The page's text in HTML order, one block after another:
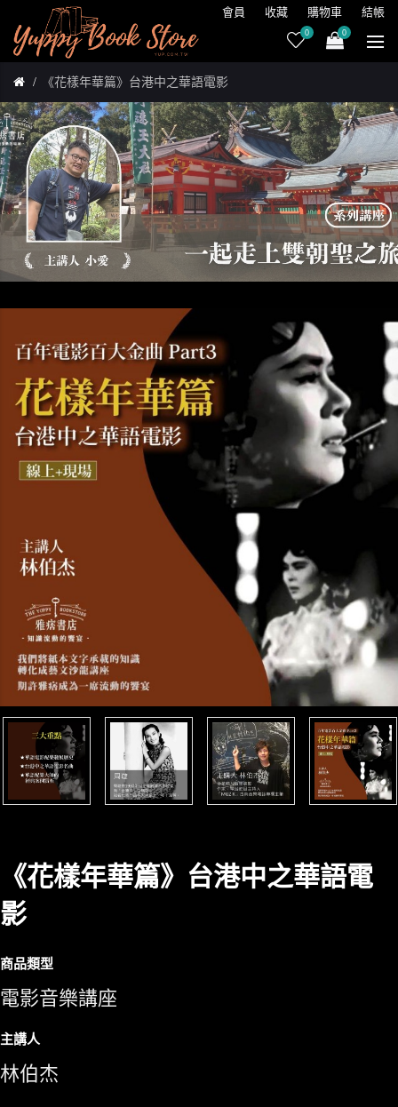
會員 收藏 購物車 結帳
0 0
《花樣年華篇》台港中之華語電影
《花樣年華篇》台港中之華語電
影
商品類型
電影音樂講座
主講人
林伯杰